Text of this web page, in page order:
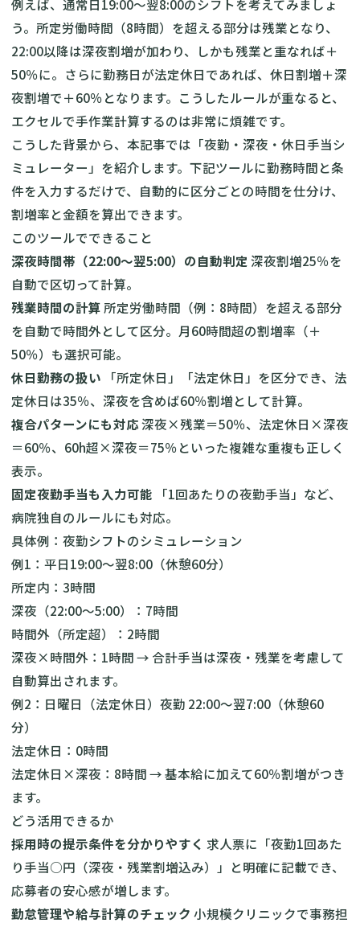
例えば、通常日19:00〜翌8:00のシフトを考えてみましょ
う。所定労働時間（8時間）を超える部分は残業となり、
22:00以降は深夜割増が加わり、しかも残業と重なれば＋
50％に。さらに勤務日が法定休日であれば、休日割増＋深
夜割増で＋60％となります。こうしたルールが重なると、
エクセルで手作業計算するのは非常に煩雑です。
こうした背景から、本記事では「夜勤・深夜・休日手当シ
ミュレーター」を紹介します。下記ツールに勤務時間と条
件を入力するだけで、自動的に区分ごとの時間を仕分け、
割増率と金額を算出できます。
このツールでできること
深夜時間帯（22:00〜翌5:00）の自動判定 深夜割増25％を
自動で区切って計算。
残業時間の計算 所定労働時間（例：8時間）を超える部分
を自動で時間外として区分。月60時間超の割増率（＋
50％）も選択可能。
休日勤務の扱い 「所定休日」「法定休日」を区分でき、法
定休日は35％、深夜を含めば60％割増として計算。
複合パターンにも対応深夜×残業＝50％、法定休日×深夜
＝60％、60h超×深夜＝75％といった複雑な重複も正しく
表示。
固定夜勤手当も入力可能 「1回あたりの夜勤手当」など、
病院独自のルールにも対応。
具体例：夜勤シフトのシミュレーション
例1：平日19:00〜翌8:00（休憩60分）
所定内：3時間
深夜（22:00〜5:00）：7時間
時間外（所定超）：2時間
深夜×時間外：1時間 → 合計手当は深夜・残業を考慮して
自動算出されます。
例2：日曜日（法定休日）夜勤 22:00〜翌7:00（休憩60
分）
法定休日：0時間
法定休日×深夜：8時間 → 基本給に加えて60％割増がつき
ます。
どう活用できるか
採用時の提示条件を分かりやすく 求人票に「夜勤1回あた
り手当○円（深夜・残業割増込み）」と明確に記載でき、
応募者の安心感が増します。
勤怠管理や給与計算のチェック 小規模クリニックで事務担